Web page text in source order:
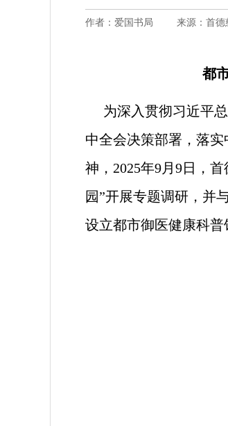
作者：爱国书局 来源：首德
都
为深入贯彻习近平
中全会决策部署，落
神，2025年9月9日，
园”开展专题调研，并
设立都市御医健康科普